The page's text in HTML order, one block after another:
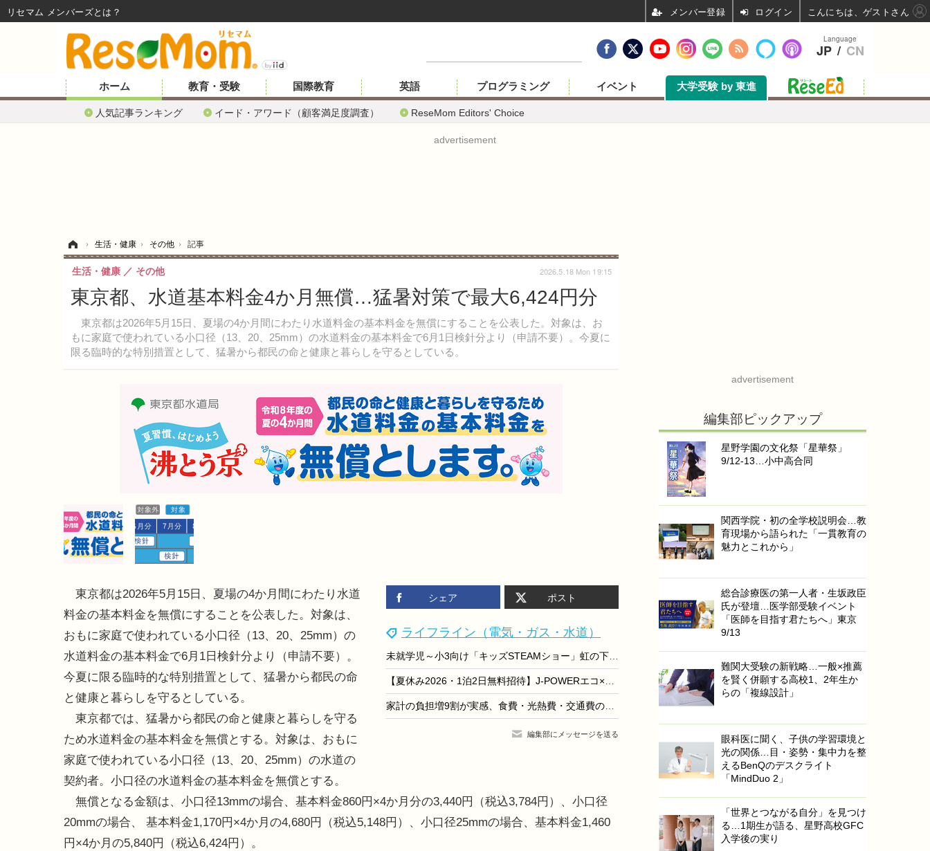
ホーム
人気記事ランキング イード・アワード（顧客満足度調査） ReseMom Editors' Choice
教育・受験 国際教育 英語 プログラミング イベント 大学受験 by 東進
advertisement
› 生活・健康 › その他 › 記事
東京都、水道基本料金4か月無償…猛暑対策で最大6,424円分
東京都は2026年5月15日、夏場の4か月間にわたり水道料金の基本料金を無償にすることを公表した。対象は、お
もに家庭で使われている小口径（13、20、25mm）の水道料金の基本料金で6月1日検針分より（申請不要）。今夏に
限る臨時的な特別措置として、猛暑から都民の命と健康と暮らしを守るとしている。
生活・健康 その他 2026.5.18 Mon 19:15
シェア ポスト
ライフライン（電気・ガス・水道）
未就学児～小3向け「キッズSTEAMショー」虹の下水道館7/11
【夏休み2026・1泊2日無料招待】J-POWERエコ×エネ体験ツアー御母衣・奥只見…親子で学ぶ森と水と電気のつながり
家計の負担増9割が実感、食費・光熱費・交通費の三重苦
編集部にメッセージを送る
東京都は2026年5月15日、夏場の4か月間にわたり水道
料金の基本料金を無償にすることを公表した。対象は、
おもに家庭で使われている小口径（13、20、25mm）の
水道料金の基本料金で6月1日検針分より（申請不要）。
今夏に限る臨時的な特別措置として、猛暑から都民の命
と健康と暮らしを守るとしている。
東京都では、猛暑から都民の命と健康と暮らしを守る
ため水道料金の基本料金を無償とする。対象は、おもに
家庭で使われている小口径（13、20、25mm）の水道の
契約者。小口径の水道料金の基本料金を無償とする。
無償となる金額は、小口径13mmの場合、基本料金860円×4か月分の3,440円（税込3,784円）、小口径
20mmの場合、 基本料金1,170円×4か月の4,680円（税込5,148円）、小口径25mmの場合、基本料金1,460
円×4か月の5,840円（税込6,424円）。
advertisement
編集部ピックアップ
星野学園の文化祭「星華祭」
9/12-13…小中高合同
関西学院・初の全学校説明会…教
育現場から語られた「一貫教育の
魅力とこれから」
総合診療医の第一人者・生坂政臣
氏が登壇…医学部受験イベント
「医師を目指す君たちへ」東京
9/13
難関大受験の新戦略…一般×推薦
を賢く併願する高校1、2年生か
らの「複線設計」
眼科医に聞く、子供の学習環境と
光の関係…目・姿勢・集中力を整
えるBenQのデスクライト
「MindDuo 2」
「世界とつながる自分」を見つけ
る…1期生が語る、星野高校GFC
入学後の実り
Language
JP / CN
リセマム メンバーズ ログイン こんにちは、ゲストさん